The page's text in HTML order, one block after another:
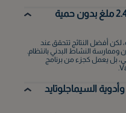
8. هل يمكن استخدام ويغوفي 2.4 ملغ بدون حمية
الشهية، لكن أفضل النتائج تتحقق عند
وممارسة النشاط البدني بانتظام.
بل يعمل كجزء من برنامج
بين ويغوفي 2.4 ملغ وأدوية السيماجلوتايد